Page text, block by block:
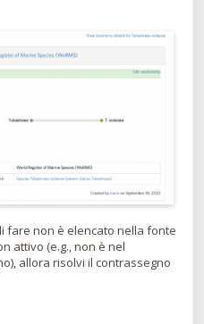
fare non è elencato nella fonte
attivo (e.g., non è nel
allora risolvi il contrassegno